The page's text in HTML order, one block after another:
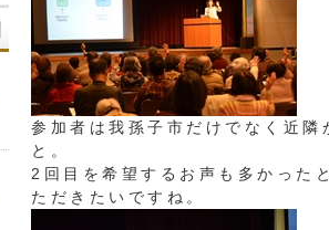
参加者は我孫子市だけでなく近隣
と。
2回目を希望するお声も多かった
ただきたいですね。